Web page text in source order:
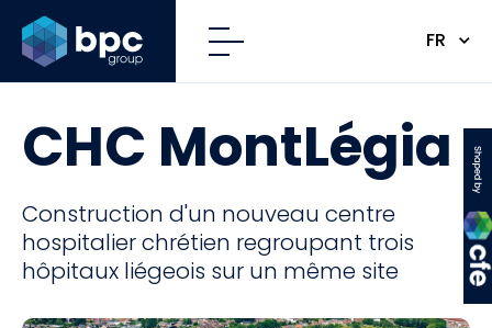
CFE
FR
CHC MontLégia
Construction d'un nouveau centre
hospitalier chrétien regroupant trois
hôpitaux liégeois sur un même site